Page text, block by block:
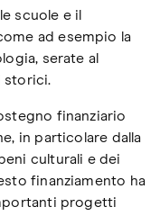
scuole e il
ad esempio la
serate al
storici.
finanziario
in particolare dalla
culturali e dei
finanziamento ha
progetti